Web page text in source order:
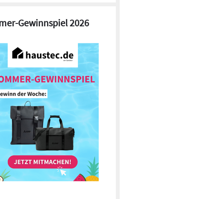
Gewinnspiel 2026